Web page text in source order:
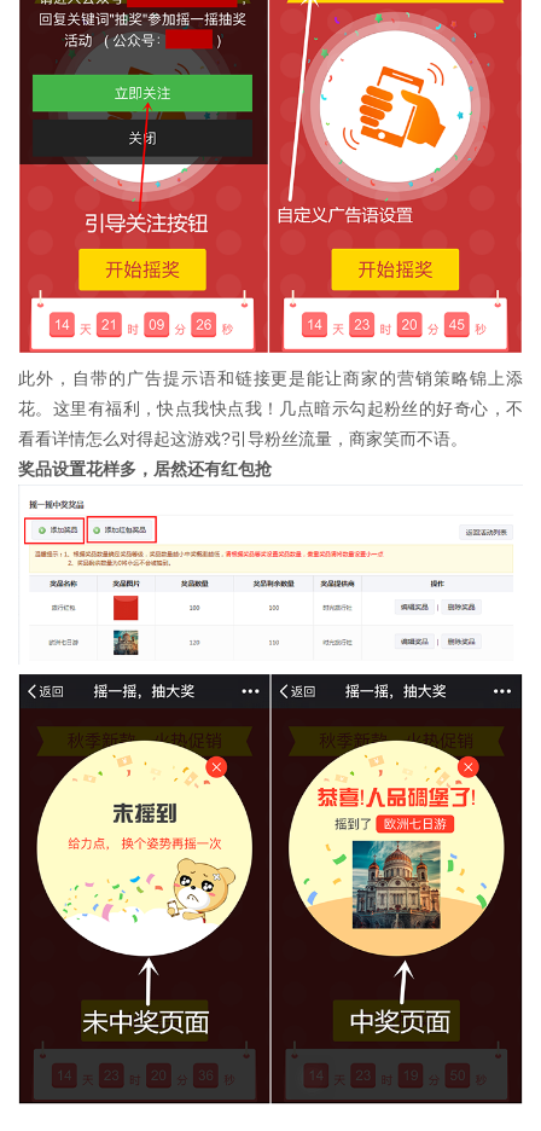
此外，自带的广告提示语和链接更是能让商家的营销策略锦上添
花。这里有福利，快点我快点我！几点暗示勾起粉丝的好奇心，不
看看详情怎么对得起这游戏?引导粉丝流量，商家笑而不语。
奖品设置花样多，居然还有红包抢